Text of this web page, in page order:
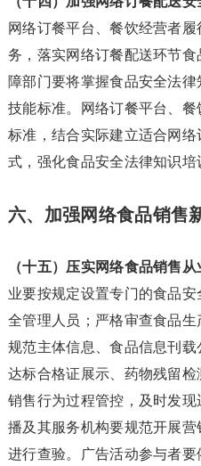
网络订餐平台、餐饮经营者
务，落实网络订餐配送环节
障部门要将掌握食品安全法
技能标准。网络订餐平台、
标准，结合实际建立适合网
式，强化食品安全法律知识培
六、加强网络食品销售
（十五）压实网络食品销售从
业要按规定设置专门的食品
全管理人员；严格审查食品生
规范主体信息、食品信息刊
达标合格证展示、药物残留
销售行为过程管控，及时发
播及其服务机构要规范开展
进行查验。广告活动参与者